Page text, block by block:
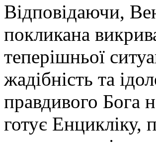
Відповідаючи,
покликана
теперішньої
жадібність та
правдивого Бога
готує Енцикліку,